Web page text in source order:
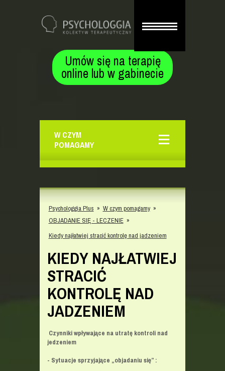
Umów się na terapię
online lub w gabinecie
W CZYM
POMAGAMY
Psychologgia Plus » W czym pomagamy »
OBJADANIE SIĘ - LECZENIE »
Kiedy najłatwiej stracić kontrolę nad jadzeniem
KIEDY NAJŁATWIEJ
STRACIĆ
KONTROLĘ NAD
JADZENIEM
Czynniki wpływające na utratę kontroli nad
jedzeniem
- Sytuacje sprzyjające „objadaniu się” :